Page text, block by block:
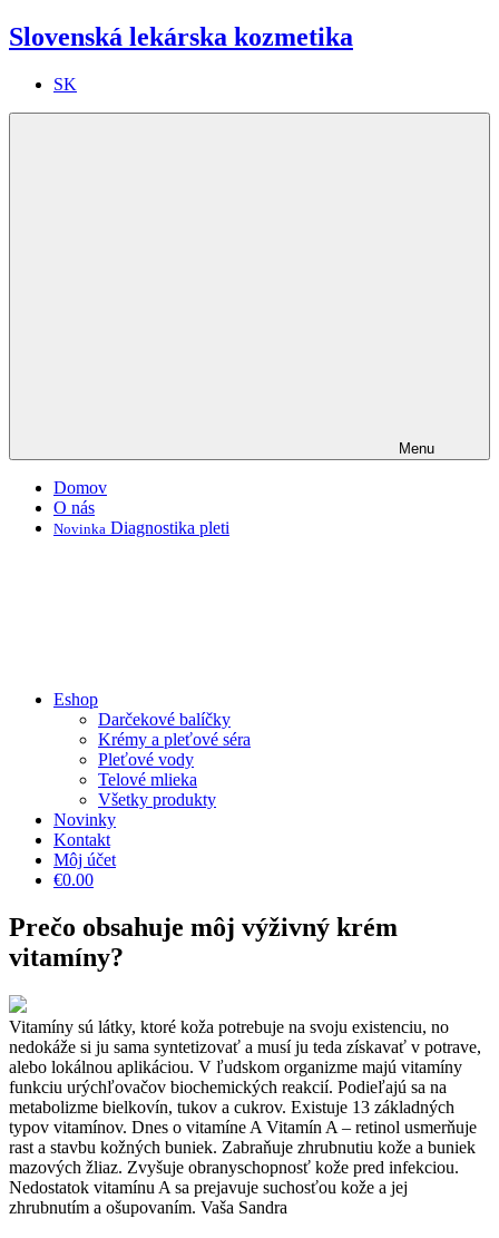
Slovenská lekárska kozmetika
SK
Menu
Domov
O nás
Novinka Diagnostika pleti
Eshop
Darčekové balíčky
Krémy a pleťové séra
Pleťové vody
Telové mlieka
Všetky produkty
Novinky
Kontakt
Môj účet
€0.00
Prečo obsahuje môj výživný krém
vitamíny?
Vitamíny sú látky, ktoré koža potrebuje na svoju existenciu, no
nedokáže si ju sama syntetizovať a musí ju teda získavať v potrave,
alebo lokálnou aplikáciou. V ľudskom organizme majú vitamíny
funkciu urýchľovačov biochemických reakcií. Podieľajú sa na
metabolizme bielkovín, tukov a cukrov. Existuje 13 základných
typov vitamínov. Dnes o vitamíne A Vitamín A – retinol usmerňuje
rast a stavbu kožných buniek. Zabraňuje zhrubnutiu kože a buniek
mazových žliaz. Zvyšuje obranyschopnosť kože pred infekciou.
Nedostatok vitamínu A sa prejavuje suchosťou kože a jej
zhrubnutím a ošupovaním. Vaša Sandra